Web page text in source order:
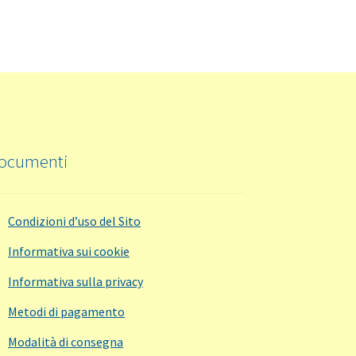
Condizioni d’uso del Sito
Informativa sui cookie
Informativa sulla privacy
Metodi di pagamento
Modalità di consegna